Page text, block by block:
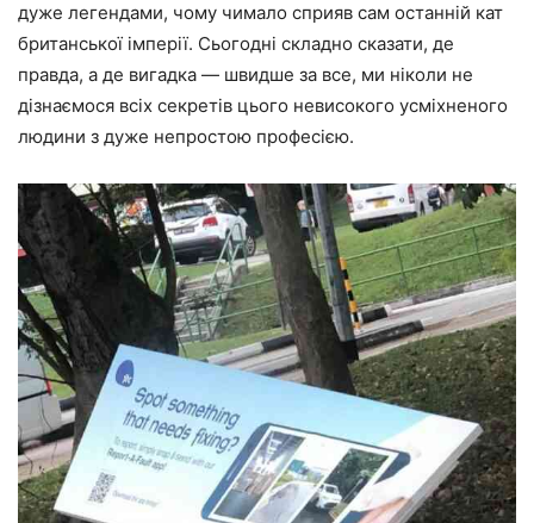
дуже легендами, чому чимало сприяв сам останній кат
британської імперії. Сьогодні складно сказати, де
правда, а де вигадка — швидше за все, ми ніколи не
дізнаємося всіх секретів цього невисокого усміхненого
людини з дуже непростою професією.